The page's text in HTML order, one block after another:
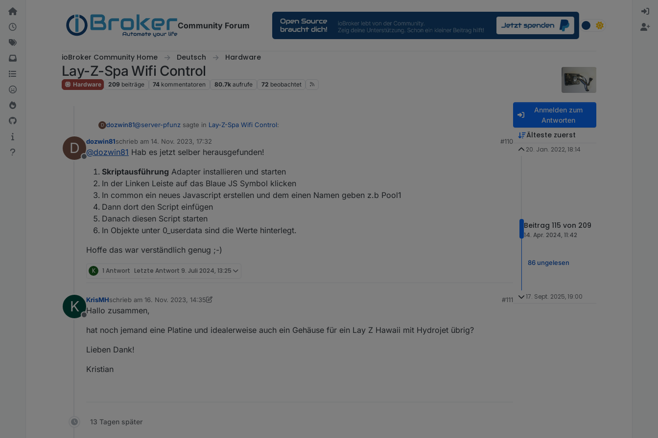
Weiter zum Inhalt
Community Forum
ioBroker Community Home Deutsch Hardware
Lay-Z-Spa Wifi Control
Hardware 209 beiträge 74 kommentatoren 80.7k aufrufe 72 beobachtet
D dozwin81@server-pfunz sagte in Lay-Z-Spa Wifi Control:
@ emblitzwie macht man das mit dem Script? Meine MQQT-Verbindung läuft auch, aber zeigt keine vernünftigen
Hast du es raus gefunden?
D
Offline
dozwin81schrieb am 14. Nov. 2023, 17:32
zuletzt editiert von
#110
@dozwin81 Hab es jetzt selber herausgefunden!
Skriptausführung Adapter installieren und starten
In der Linken Leiste auf das Blaue JS Symbol klicken
In common ein neues Javascript erstellen und dem einen Namen geben z.b Pool1
Dann dort den Script einfügen
Danach diesen Script starten
In Objekte unter 0_userdata sind die Werte hinterlegt.
Hoffe das war verständlich genug ;-)
K 1 Antwort Letzte Antwort 9. Juli 2024, 13:25
K
Offline
KrisMHschrieb am 16. Nov. 2023, 14:35
zuletzt editiert von KrisMH
#111
Hallo zusammen,
hat noch jemand eine Platine und idealerweise auch ein Gehäuse für ein Lay Z Hawaii mit Hydrojet übrig?
Lieben Dank!
Kristian
13 Tagen später
Anmelden zum
Antworten
Älteste zuerst
20. Jan. 2022, 18:14
Beitrag 115 von 209
14. Apr. 2024, 11:42
86 ungelesen
17. Sept. 2025, 19:00